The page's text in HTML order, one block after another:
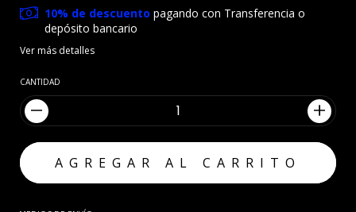
10% de descuento pagando con Transferencia o
depósito bancario
Ver más detalles
CANTIDAD